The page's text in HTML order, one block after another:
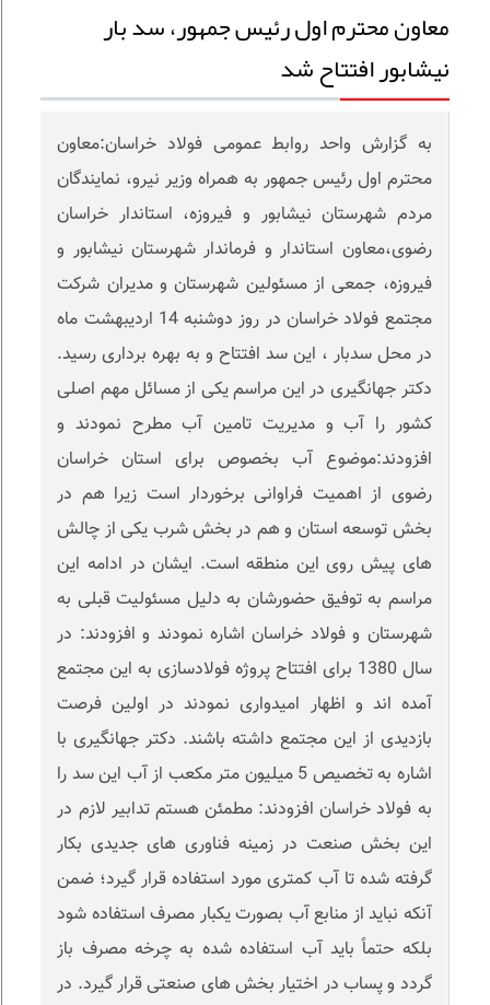
معاون محترم اول رئیس جمهور، سد بار
نیشابور افتتاح شد
به گزارش واحد روابط عمومی فولاد خراسان:معاون
محترم اول رئیس جمهور به همراه وزیر نیرو، نمایندگان
مردم شهرستان نیشابور و فیروزه، استاندار خراسان
رضوی،معاون استاندار و فرماندار شهرستان نیشابور و
فیروزه، جمعی از مسئولین شهرستان و مدیران شرکت
مجتمع فولاد خراسان در روز دوشنبه 14 اردیبهشت ماه
در محل سدبار ، این سد افتتاح و به بهره برداری رسید.
دکتر جهانگیری در این مراسم یکی از مسائل مهم اصلی
کشور را آب و مدیریت تامین آب مطرح نمودند و
افزودند:موضوع آب بخصوص برای استان خراسان
رضوی از اهمیت فراوانی برخوردار است زیرا هم در
بخش توسعه استان و هم در بخش شرب یکی از چالش
های پیش روی این منطقه است. ایشان در ادامه این
مراسم به توفیق حضورشان به دلیل مسئولیت قبلی به
شهرستان و فولاد خراسان اشاره نمودند و افزودند: در
سال 1380 برای افتتاح پروژه فولادسازی به این مجتمع
آمده اند و اظهار امیدواری نمودند در اولین فرصت
بازدیدی از این مجتمع داشته باشند. دکتر جهانگیری با
اشاره به تخصیص 5 میلیون متر مکعب از آب این سد را
به فولاد خراسان افزودند: مطمئن هستم تدابیر لازم در
این بخش صنعت در زمینه فناوری های جدیدی بکار
گرفته شده تا آب کمتری مورد استفاده قرار گیرد؛ ضمن
آنکه نباید از منابع آب بصورت یکبار مصرف استفاده شود
بلکه حتماً باید آب استفاده شده به چرخه مصرف باز
گردد و پساب در اختیار بخش های صنعتی قرار گیرد. در